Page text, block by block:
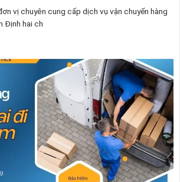
vị chuyên cung cấp dịch vụ vận chuyển hàng
Định hai ch